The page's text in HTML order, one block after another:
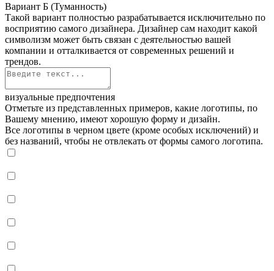
Вариант Б (Туманность)
Такой вариант полностью разрабатывается исключительно по
восприятию самого дизайнера. Дизайнер сам находит какой
символизм может быть связан с деятельностью вашей
компании и отталкивается от современных решений и
трендов.
визуальные предпочтения
Отметьте из представленных примеров, какие логотипы, по
Вашему мнению, имеют хорошую форму и дизайн.
Все логотипы в черном цвете (кроме особых исключений) и
без названий, чтобы не отвлекать от формы самого логотипа.